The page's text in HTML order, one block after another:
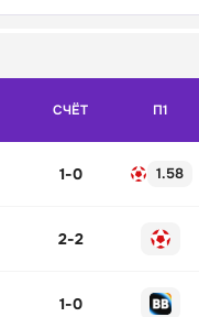
СЧЁТ П1
1-0 1.58
2-2
1-0